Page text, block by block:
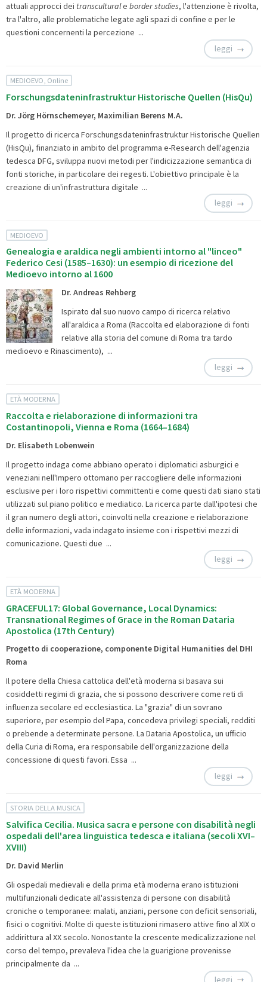
attuali approcci dei transculturale border studies, l'attenzione è rivolta,
tra l'altro, alle problematiche legate agli spazi di confine e per le
questioni concernenti la percezione ...
leggi
MEDIOEVO, Online
Forschungsdateninfrastruktur Historische Quellen (HisQu)
Dr. Jörg Hörnschemeyer, Maximilian Berens M.A.
Il progetto di ricerca Forschungsdateninfrastruktur Historische Quellen
(HisQu), finanziato in ambito del programma e-Research dell'agenzia
tedesca DFG, sviluppa nuovi metodi per l'indicizzazione semantica di
fonti storiche, in particolare dei regesti. L'obiettivo principale è la
creazione di un'infrastruttura digitale ...
leggi
MEDIOEVO
Genealogia e araldica negli ambienti intorno al "linceo"
Federico Cesi (1585–1630): un esempio di ricezione del
Medioevo intorno al 1600
Dr. Andreas Rehberg
Ispirato dal suo nuovo campo di ricerca relativo
all'araldica a Roma (Raccolta ed elaborazione di fonti
relative alla storia del comune di Roma tra tardo
medioevo e Rinascimento), ...
leggi
ETÀ MODERNA
Raccolta e rielaborazione di informazioni tra
Costantinopoli, Vienna e Roma (1664–1684)
Dr. Elisabeth Lobenwein
Il progetto indaga come abbiano operato i diplomatici asburgici e
veneziani nell'Impero ottomano per raccogliere delle informazioni
esclusive per i loro rispettivi committenti e come questi dati siano stati
utilizzati sul piano politico e mediatico. La ricerca parte dall'ipotesi che
il gran numero degli attori, coinvolti nella creazione e rielaborazione
delle informazioni, vada indagato insieme con i rispettivi mezzi di
comunicazione. Questi due ...
leggi
ETÀ MODERNA
GRACEFUL17: Global Governance, Local Dynamics:
Transnational Regimes of Grace in the Roman Dataria
Apostolica (17th Century)
Progetto di cooperazione, componente Digital Humanities del DHI
Roma
Il potere della Chiesa cattolica dell'età moderna si basava sui
cosiddetti regimi di grazia, che si possono descrivere come reti di
influenza secolare ed ecclesiastica. La "grazia" di un sovrano
superiore, per esempio del Papa, concedeva privilegi speciali, redditi
o prebende a determinate persone. La Dataria Apostolica, un ufficio
della Curia di Roma, era responsabile dell'organizzazione della
concessione di questi favori. Essa ...
leggi
STORIA DELLA MUSICA
Salvifica Cecilia. Musica sacra e persone con disabilità negli
ospedali dell'area linguistica tedesca e italiana (secoli XVI–
XVIII)
Dr. David Merlin
Gli ospedali medievali e della prima età moderna erano istituzioni
multifunzionali dedicate all'assistenza di persone con disabilità
croniche o temporanee: malati, anziani, persone con deficit sensoriali,
fisici o cognitivi. Molte di queste istituzioni rimasero attive fino al XIX o
addirittura al XX secolo. Nonostante la crescente medicalizzazione nel
corso del tempo, prevaleva l'idea che la guarigione provenisse
principalmente da ...
leggi